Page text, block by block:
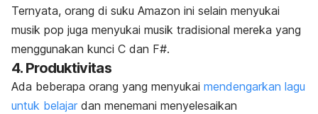
Ternyata, orang di suku Amazon ini selain menyukai
musik pop juga menyukai musik tradisional mereka yang
menggunakan kunci C dan F#.
4. Produktivitas
Ada beberapa orang yang menyukai mendengarkan lagu
untuk belajar dan menemani menyelesaikan